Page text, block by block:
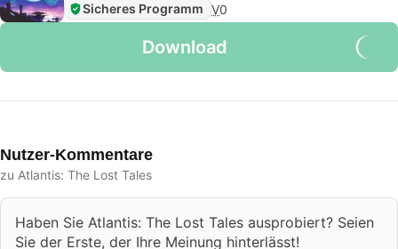
Sicheres Programm V0
Download
Nutzer-Kommentare
zu Atlantis: The Lost Tales
Haben Sie Atlantis: The Lost Tales ausprobiert? Seien
Sie der Erste, der Ihre Meinung hinterlässt!